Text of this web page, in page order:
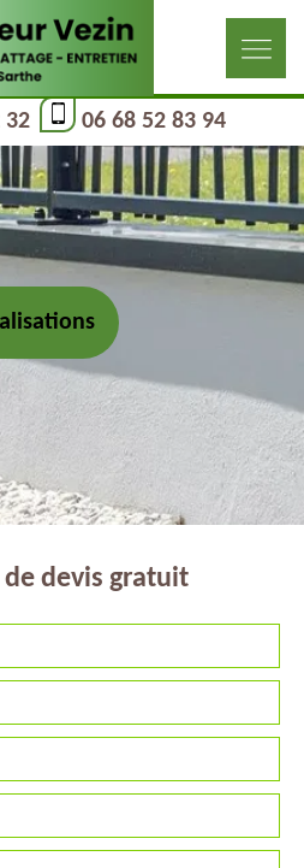
32 06 68 52 83 94
devis gratuit